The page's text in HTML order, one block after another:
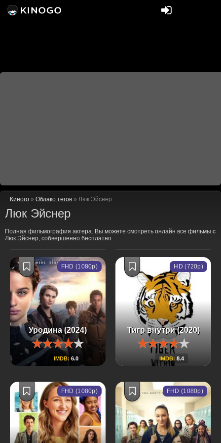
Киного » Облако тегов » Люк Эйснер
Люк Эйснер
Полная фильмография актера. Вы можете смотреть онлайн все фильмы с
Люк Эйснер, собвершенно бесплатно.
Уродина (2024)
IMDB: 6.0
FHD (1080p)
Тигр внутри (2020)
IMDB: 8.4
HD (720p)
FHD (1080p) FHD (1080p)